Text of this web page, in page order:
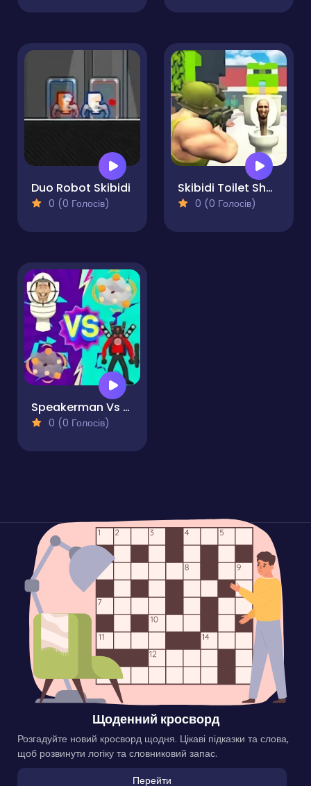
Duo Robot Skibidi
0 (0 Голосів)
Skibidi Toilet Shooting
0 (0 Голосів)
Speakerman Vs Skibidi Toilet
0 (0 Голосів)
Щоденний кросворд
Розгадуйте новий кросворд щодня. Цікаві підказки та слова,
щоб розвинути логіку та словниковий запас.
Перейти